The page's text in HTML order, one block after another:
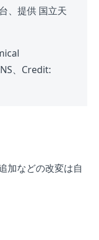
、提供 国立天
、Credit:
加などの改変は自